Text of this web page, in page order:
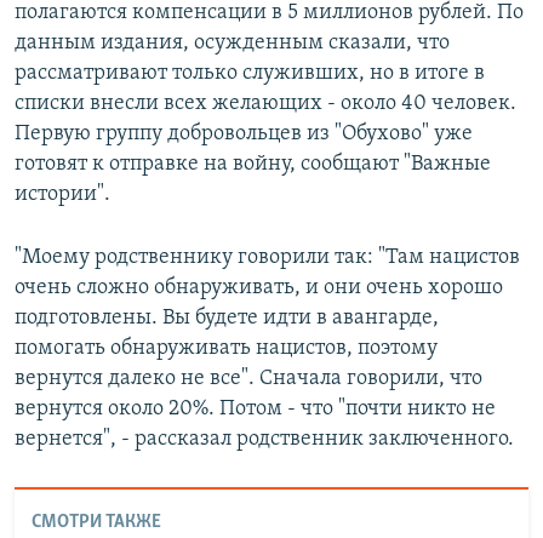
полагаются компенсации в 5 миллионов рублей. По
данным издания, осужденным сказали, что
рассматривают только служивших, но в итоге в
списки внесли всех желающих - около 40 человек.
Первую группу добровольцев из "Обухово" уже
готовят к отправке на войну, сообщают "Важные
истории".
"Моему родственнику говорили так: "Там нацистов
очень сложно обнаруживать, и они очень хорошо
подготовлены. Вы будете идти в авангарде,
помогать обнаруживать нацистов, поэтому
вернутся далеко не все". Сначала говорили, что
вернутся около 20%. Потом - что "почти никто не
вернется", - рассказал родственник заключенного.
СМОТРИ ТАКЖЕ